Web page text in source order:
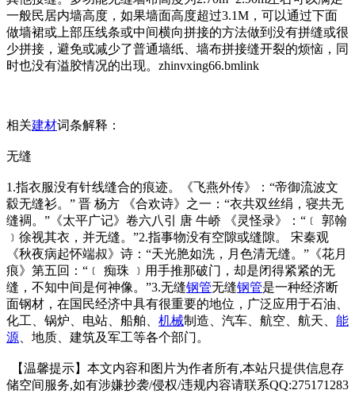
一般民居内墙高度，如果墙面高度超过3.1M，可以通过下面
做墙裙或上部压线条或中间横向拼接的方法做到没有拼缝或很
少拼接，避免或减少了普通墙纸、墙布拼接缝开裂的烦恼，同
时也没有溢胶情况的出现。zhinvxing66.bmlink
相关建材词条解释：
无缝
1.指衣服没有针线缝合的痕迹。《飞燕外传》：“帝御流波文
縠无缝衫。” 晋 杨方 《合欢诗》之一：“衣共双丝绢，寝共无
缝裯。”《太平广记》卷六八引 唐 牛峤 《灵怪录》：“﹝ 郭翰
﹞徐视其衣，并无缝。”2.指事物没有空隙或缝隙。 宋秦观
《秋夜病起怀端叔》诗：“天光脃如洗，月色清无缝。”《花月
痕》第五回：“﹝ 痴珠 ﹞用手推那破门，却是闭得紧紧的无
缝，不知中间是何神像。”3.无缝钢管无缝钢管是一种经济断
面钢材，在国民经济中具有很重要的地位，广泛应用于石油、
化工、锅炉、电站、船舶、 机械制造、汽车、航空、航天、 能
源 、地质、建筑及军工等各个部门。
【温馨提示】本文内容和图片为作者所有,本站只提供信息存
储空间服务,如有涉嫌抄袭/侵权/违规内容请联系QQ:275171283